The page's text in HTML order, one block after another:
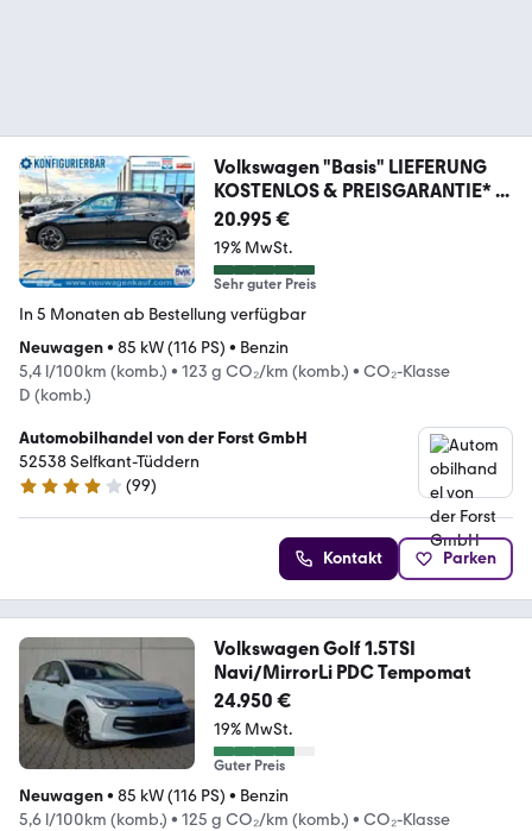
Volkswagen "Basis" LIEFERUNG
KOSTENLOS & PREISGARANTIE* ...
20.995 €
19% MwSt.
Sehr guter Preis
In 5 Monaten ab Bestellung verfügbar
Neuwagen• 85 kW (116 PS) • Benzin
5,4 l/100km (komb.) • 123 g CO₂/km (komb.) • CO₂-Klasse
D (komb.)
Automobilhandel von der Forst GmbH
52538 Selfkant-Tüddern
4.2 Sterne
(99)
Kontakt Parken
Volkswagen Golf 1.5TSI
Navi/MirrorLi PDC Tempomat
24.950 €
19% MwSt.
Guter Preis
Neuwagen• 85 kW (116 PS) • Benzin
5,6 l/100km (komb.) • 125 g CO₂/km (komb.) • CO₂-Klasse